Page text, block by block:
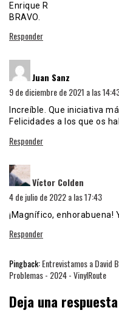
Enrique R
BRAVO.
Responder
Juan Sanz
9 de diciembre de 2021 a las
Increíble. Que iniciativa
Felicidades a los que os
Responder
Víctor Colden
4 de julio de 2022 a las 17:43
¡Magnífico, enhorabuena!
Responder
Pingback:Entrevistamos a David
Problemas - 2024 - VinylRoute
Deja una respuesta